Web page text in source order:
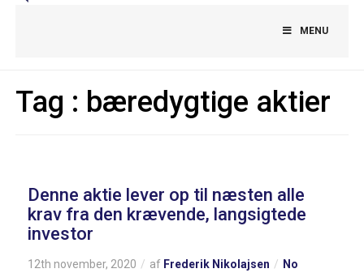
MENU
Tag : bæredygtige aktier
Denne aktie lever op til næsten alle
krav fra den krævende, langsigtede
investor
12th november, 2020 af Frederik Nikolajsen
No